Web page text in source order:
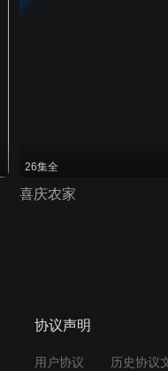
26集全
喜庆农家
协议声明
用户协议 历史协议